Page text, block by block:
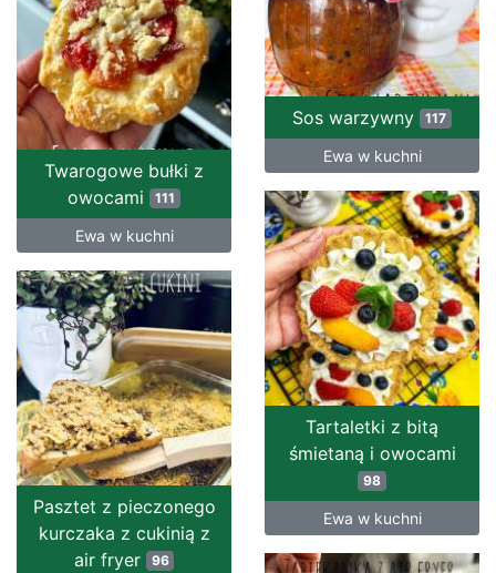
Sos warzywny 117
Ewa w kuchni
Twarogowe bułki z
owocami 111
Ewa w kuchni
Tartaletki z bitą
śmietaną i owocami
98
Ewa w kuchni
Pasztet z pieczonego
kurczaka z cukinią z
air fryer
96